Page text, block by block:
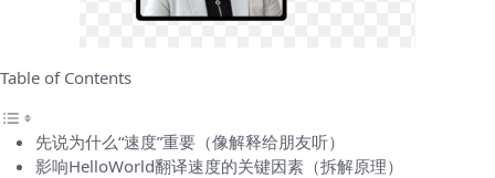
Table of Contents
先说为什么“速度”重要（像解释给朋友听）
影响HelloWorld翻译速度的关键因素（拆解原理）